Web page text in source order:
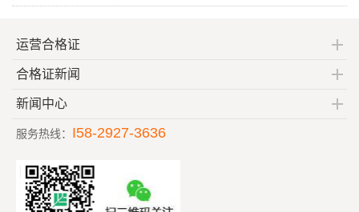
运营合格证
合格证新闻
新闻中心
服务热线： I58-2927-3636